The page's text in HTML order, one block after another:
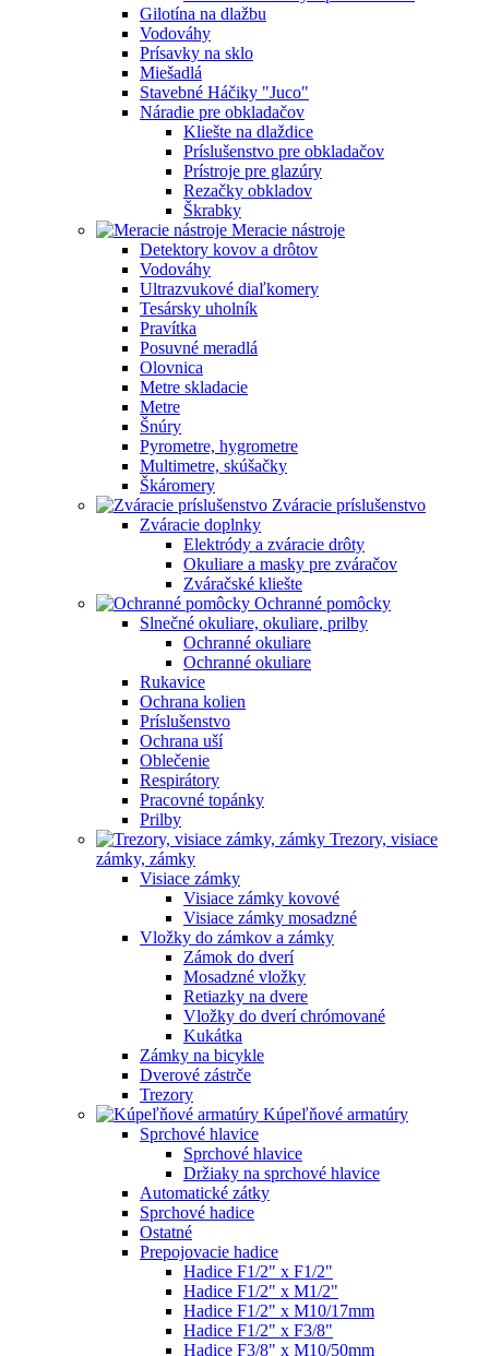
Gilotína na dlažbu
Vodováhy
Prísavky na sklo
Miešadlá
Stavebné Háčiky "Juco"
Náradie pre obkladačov
Kliešte na dlaždice
Príslušenstvo pre obkladačov
Prístroje pre glazúry
Rezačky obkladov
Škrabky
Meracie nástroje
Detektory kovov a drôtov
Vodováhy
Ultrazvukové diaľkomery
Tesársky uholník
Pravítka
Posuvné meradlá
Olovnica
Metre skladacie
Metre
Šnúry
Pyrometre, hygrometre
Multimetre, skúšačky
Škáromery
Zváracie príslušenstvo
Zváracie doplnky
Elektródy a zváracie drôty
Okuliare a masky pre zváračov
Zváračské kliešte
Ochranné pomôcky
Slnečné okuliare, okuliare, prilby
Ochranné okuliare
Ochranné okuliare
Rukavice
Ochrana kolien
Príslušenstvo
Ochrana uší
Oblečenie
Respirátory
Pracovné topánky
Prilby
Trezory, visiace
zámky, zámky
Visiace zámky
Visiace zámky kovové
Visiace zámky mosadzné
Vložky do zámkov a zámky
Zámok do dverí
Mosadzné vložky
Retiazky na dvere
Vložky do dverí chrómované
Kukátka
Zámky na bicykle
Dverové zástrče
Trezory
Kúpeľňové armatúry
Sprchové hlavice
Sprchové hlavice
Držiaky na sprchové hlavice
Automatické zátky
Sprchové hadice
Ostatné
Prepojovacie hadice
Hadice F1/2" x F1/2"
Hadice F1/2" x M1/2"
Hadice F1/2" x M10/17mm
Hadice F1/2" x F3/8"
Hadice F3/8" x M10/50mm